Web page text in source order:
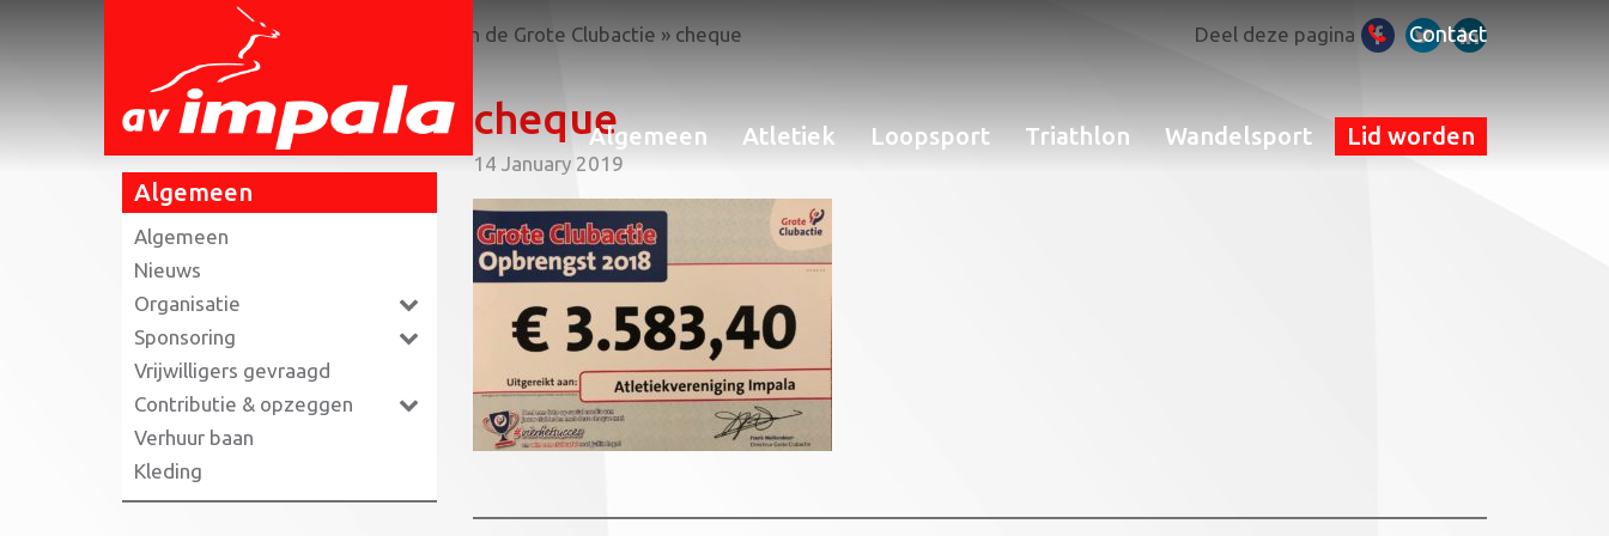
Contact
Algemeen Atletiek Loopsport Triathlon Wandelsport Lid worden
Impala krijgt royale cheque van de Grote Clubactie » cheque Deel deze pagina
Algemeen
Algemeen
Nieuws
Organisatie
Sponsoring
Vrijwilligers gevraagd
Contributie & opzeggen
Verhuur baan
Kleding
cheque
14 January 2019